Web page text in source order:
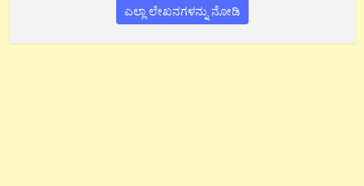
ಎಲ್ಲಾ ಲೇಖನಗಳನ್ನು ನೋಡಿ